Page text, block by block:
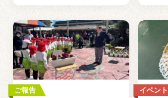
ご報告 イベン